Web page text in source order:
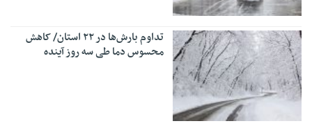
تداوم بارش‌ها در ۲۲ استان/ کاهش
محسوس دما طی سه روز آینده